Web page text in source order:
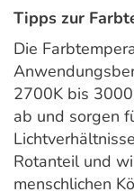
Tipps zur
Die
2700K bis
ab und sorgen
Rotanteil und
menschlichen